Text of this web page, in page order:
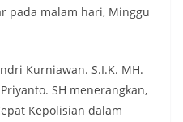
pada malam hari, Minggu
Kurniawan. S.I.K. MH.
SH menerangkan,
Kepolisian dalam